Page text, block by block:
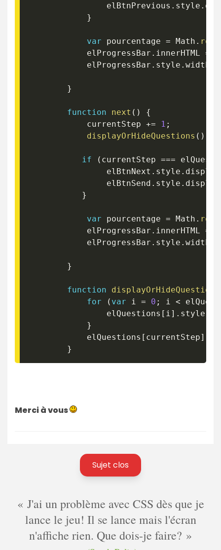
                elBtnPrevious
. style .
}
var pourcentage = Math .
            elProgressBar
. innerHTML =
            elProgressBar
. style . width
}
function next ( )
{
            currentStep
+= 1 ;
displayOrHideQuestions ( )
if ( currentStep ===
                elBtnNext
. style .
                elBtnSend
. style .
}
var pourcentage = Math .
            elProgressBar
. innerHTML =
            elProgressBar
. style . width
}
function displayOrHideQuestions
for
( var i = 0 ; i <
                elQuestions
[ i ] . style
}
            elQuestions
[ currentStep]
}
Merci à vous
Sujet clos
J'ai un problème avec CSS dès que je
lance le jeu! Il se lance mais l'écran
n'affiche rien. Que dois-je faire?